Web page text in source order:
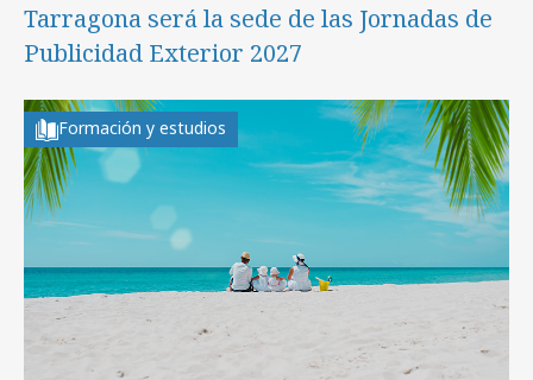
Tarragona será la sede de las Jornadas de
Publicidad Exterior 2027
Formación y estudios